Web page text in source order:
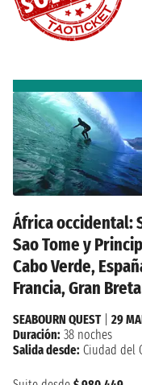
África occidental:
Sao Tome y
Cabo Verde,
Francia, Gran
SEABOURN QUEST| 29
Duración: 38 noches
Salida desde: Ciudad del